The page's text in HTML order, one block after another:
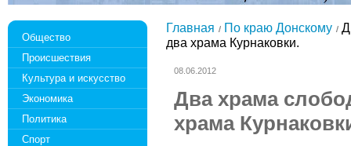
Общество
Происшествия
Культура и искусство
Экономика
Политика
Спорт
Главная По краю Донскому
два храма Курнаковки.
08.06.2012
Два храма
храма